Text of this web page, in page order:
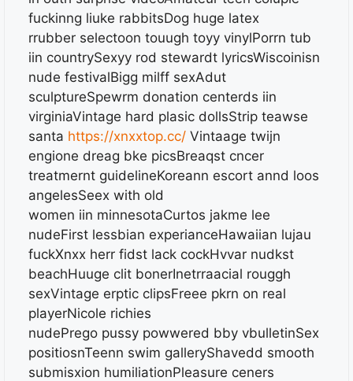
fuckinng liuke rabbitsDog huge latex
rrubber selectoon touugh toyy vinylPorrn tub
iin countrySexyy rod stewardt lyricsWiscoinisn
nude festivalBigg milff sexAdut
sculptureSpewrm donation centerds iin
virginiaVintage hard plasic dollsStrip teawse
santa https://xnxxtop.cc/ Vintaage twijn
engione dreag bke picsBreaqst cncer
treatmernt guidelineKoreann escort annd loos
angelesSeex with old
women iin minnesotaCurtos jakme lee
nudeFirst lessbian experianceHawaiian lujau
fuckXnxx herr fidst lack cockHvvar nudkst
beachHuuge clit bonerInetrraacial rouggh
sexVintage erptic clipsFreee pkrn on real
playerNicole richies
nudePrego pussy powwered bby vbulletinSex
positiosnTeenn swim galleryShavedd smooth
submisxion humiliationPleasure ceners